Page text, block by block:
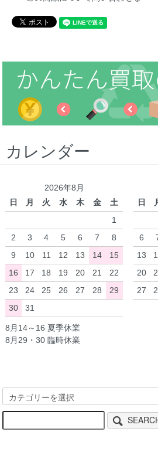
カレンダー
2026年8月
日
月 火 水 木 金
土
1
2
3 4 5 6 7
8
9
10 11 12 13 14
15
16
17 18 19 20 21
22
23
24 25 26 27 28
29
30
31
日
6
13
20
27
8月14～16 夏季休業
8月29・30 臨時休業